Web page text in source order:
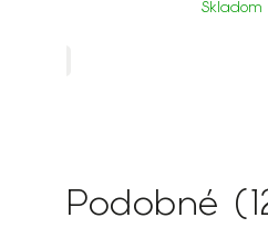
Skladom
Podobné